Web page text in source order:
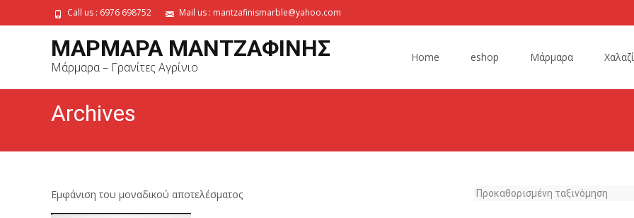
Call us : 6976 698752 Mail us : mantzafinismarble@yahoo.com
ΜΑΡΜΑΡΑ ΜΑΝΤΖΑΦΙΝΗΣ
Μάρμαρα – Γρανίτες Αγρίνιο
Home eshop Μάρμαρα
Archives
Εμφάνιση του μοναδικού αποτελέσματος